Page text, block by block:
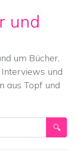
und
um Bücher,
Interviews und
aus Topf und